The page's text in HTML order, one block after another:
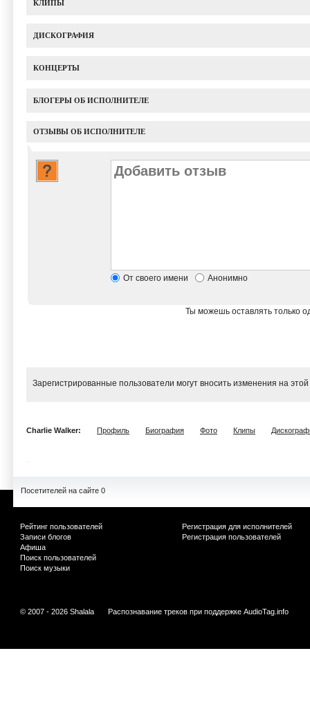
КЛИПЫ
ДИСКОГРАФИЯ
КОНЦЕРТЫ
БЛОГЕРЫ ОБ ИСПОЛНИТЕЛЕ
ОТЗЫВЫ ОБ ИСПОЛНИТЕЛЕ
От своего имени Анонимно
Ты можешь оставлять только
Зарегистрированные пользователи могут вносить изменения на
Charlie Walker: Профиль Биография Фото Клипы
Посетителей на сайте 0
Рейтинг пользователей
Записи блогов
Афиша
Поиск пользователей
Поиск музыки
Регистрация для исполнителей
Регистрация пользователей
© 2007 - 2026 Shalala Распознавание треков при поддержке AudioTag.info